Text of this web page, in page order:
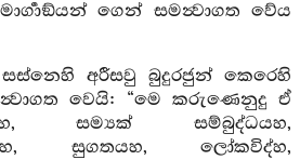
ගෙන් සමන්‍වාගත වේය
සස්නෙහි අරීසවු බුදුරජුන් කෙරෙහි
වෙයි: “මෙ කරුණෙනුදු ඒ
සම්‍යක් සම්බුද්ධයහ,
සුගතයහ, ලෝකවිද්හ,